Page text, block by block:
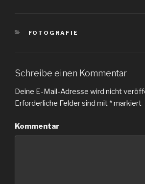
KATEGORIEN
FOTOGRAFIE
Schreibe einen Kommentar
Deine E-Mail-Adresse wird nicht
Erforderliche Felder sind mit *markiert
Kommentar